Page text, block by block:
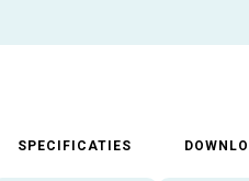
SPECIFICATIES